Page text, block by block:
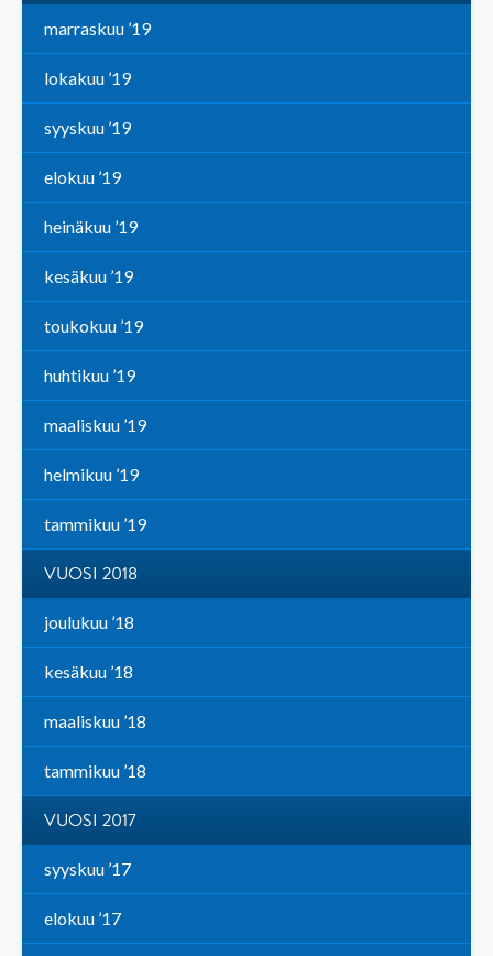
marraskuu ’19
lokakuu ’19
syyskuu ’19
elokuu ’19
heinäkuu ’19
kesäkuu ’19
toukokuu ’19
huhtikuu ’19
maaliskuu ’19
helmikuu ’19
tammikuu ’19
VUOSI 2018
joulukuu ’18
kesäkuu ’18
maaliskuu ’18
tammikuu ’18
VUOSI 2017
syyskuu ’17
elokuu ’17